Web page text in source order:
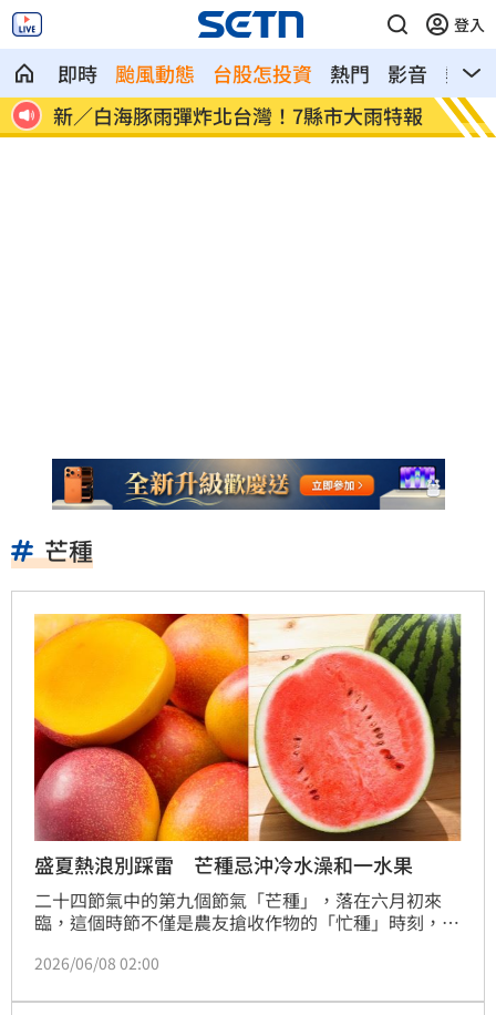
登入
即時 颱風動態 台股怎投資 熱門 影音
熱搜
報 中士怕缺失「偷簽到」掩護缺勤所長下場
曝
田路
聲
芒種
盛夏熱浪別踩雷 芒種忌沖冷水澡和一水果
二十四節氣中的第九個節氣「芒種」，落在六月初來
臨，這個時節不僅是農友搶收作物的「忙種」時刻，更
漁夫們忙著捕撈小卷；蘇澳外海有飛魚躍動；南台灣則
2026/06/08 02:00